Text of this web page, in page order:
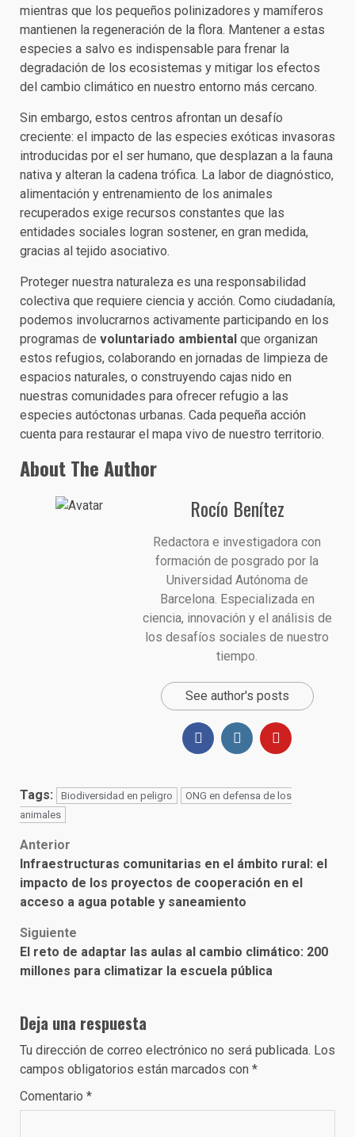
mientras que los pequeños polinizadores y mamíferos
mantienen la regeneración de la flora. Mantener a estas
especies a salvo es indispensable para frenar la
degradación de los ecosistemas y mitigar los efectos
del cambio climático en nuestro entorno más cercano.
Sin embargo, estos centros afrontan un desafío
creciente: el impacto de las especies exóticas invasoras
introducidas por el ser humano, que desplazan a la fauna
nativa y alteran la cadena trófica. La labor de diagnóstico,
alimentación y entrenamiento de los animales
recuperados exige recursos constantes que las
entidades sociales logran sostener, en gran medida,
gracias al tejido asociativo.
Proteger nuestra naturaleza es una responsabilidad
colectiva que requiere ciencia y acción. Como ciudadanía,
podemos involucrarnos activamente participando en los
programas de voluntariado ambiental que organizan
estos refugios, colaborando en jornadas de limpieza de
espacios naturales, o construyendo cajas nido en
nuestras comunidades para ofrecer refugio a las
especies autóctonas urbanas. Cada pequeña acción
cuenta para restaurar el mapa vivo de nuestro territorio.
About The Author
Rocío Benítez
Redactora e investigadora con
formación de posgrado por la
Universidad Autónoma de
Barcelona. Especializada en
ciencia, innovación y el análisis de
los desafíos sociales de nuestro
tiempo.
See author's posts
Tags: Biodiversidad en peligro
ONG en defensa de los
animales
Post
navigation
Anterior
Infraestructuras comunitarias en el ámbito rural: el
impacto de los proyectos de cooperación en el
acceso a agua potable y saneamiento
Siguiente
El reto de adaptar las aulas al cambio climático: 200
millones para climatizar la escuela pública
Deja una respuesta
Tu dirección de correo electrónico no será publicada. Los
campos obligatorios están marcados con *
Comentario *